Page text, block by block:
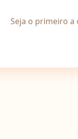
Seja o primeiro a